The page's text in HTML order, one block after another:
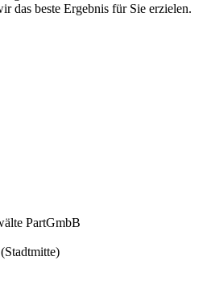
das beste Ergebnis für Sie erzielen.
PartGmbB